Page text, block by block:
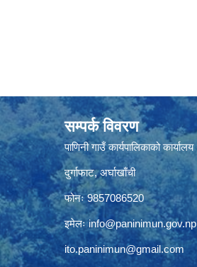
सम्पर्क विवरण
पाणिनी गाउँ कार्यपालिकाको कार्यालय
दुर्गाफाट, अर्घाखाँची
फोनः 9857086520
इमेलःinfo@paninimun.gov.np
ito.paninimun@gmail.com